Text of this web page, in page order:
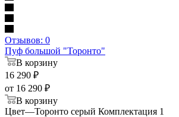
Отзывов: 0
Пуф большой "Торонто"
В корзину
16 290 ₽
от 16 290 ₽
В корзину
Цвет—Торонто серый Комплектация 1